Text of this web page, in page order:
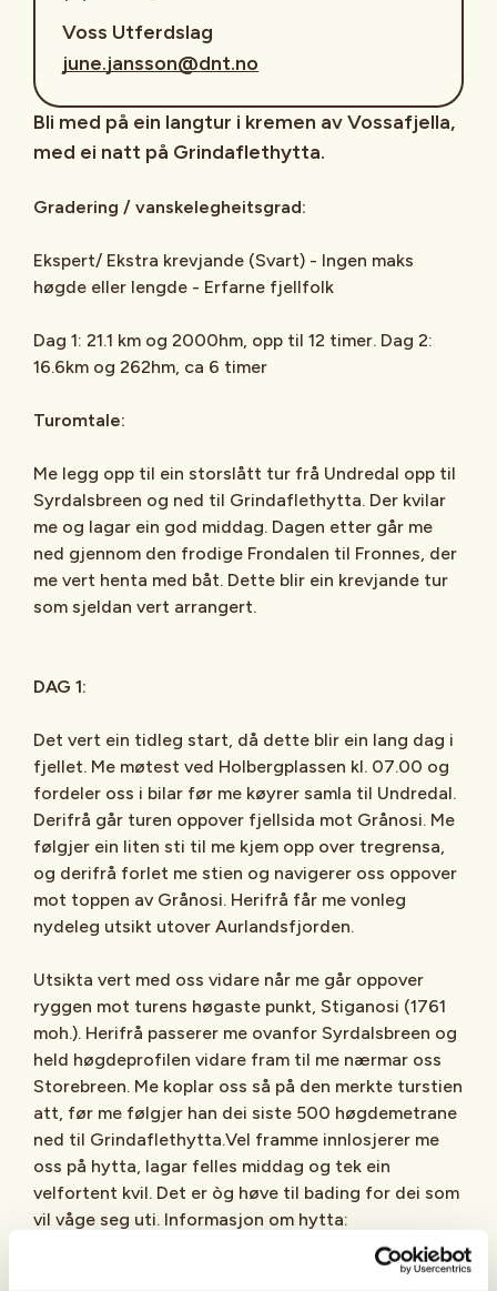
Voss Utferdslag
june.jansson@dnt.no
Bli med på ein langtur i kremen av Vossafjella,
med ei natt på Grindaflethytta.
Gradering / vanskelegheitsgrad:
Ekspert/ Ekstra krevjande (Svart) - Ingen maks
høgde eller lengde - Erfarne fjellfolk
Dag 1: 21.1 km og 2000hm, opp til 12 timer. Dag 2:
16.6km og 262hm, ca 6 timer
Turomtale:
Me legg opp til ein storslått tur frå Undredal opp til
Syrdalsbreen og ned til Grindaflethytta. Der kvilar
me og lagar ein god middag. Dagen etter går me
ned gjennom den frodige Frondalen til Fronnes, der
me vert henta med båt. Dette blir ein krevjande tur
som sjeldan vert arrangert.
DAG 1:
Det vert ein tidleg start, då dette blir ein lang dag i
fjellet. Me møtest ved Holbergplassen kl. 07.00 og
fordeler oss i bilar før me køyrer samla til Undredal.
Derifrå går turen oppover fjellsida mot Grånosi. Me
følgjer ein liten sti til me kjem opp over tregrensa,
og derifrå forlet me stien og navigerer oss oppover
mot toppen av Grånosi. Herifrå får me vonleg
nydeleg utsikt utover Aurlandsfjorden.
Utsikta vert med oss vidare når me går oppover
ryggen mot turens høgaste punkt, Stiganosi (1761
moh.). Herifrå passerer me ovanfor Syrdalsbreen og
held høgdeprofilen vidare fram til me nærmar oss
Storebreen. Me koplar oss så på den merkte turstien
att, før me følgjer han dei siste 500 høgdemetrane
ned til Grindaflethytta.Vel framme innlosjerer me
oss på hytta, lagar felles middag og tek ein
velfortent kvil. Det er òg høve til bading for dei som
vil våge seg uti. Informasjon om hytta: